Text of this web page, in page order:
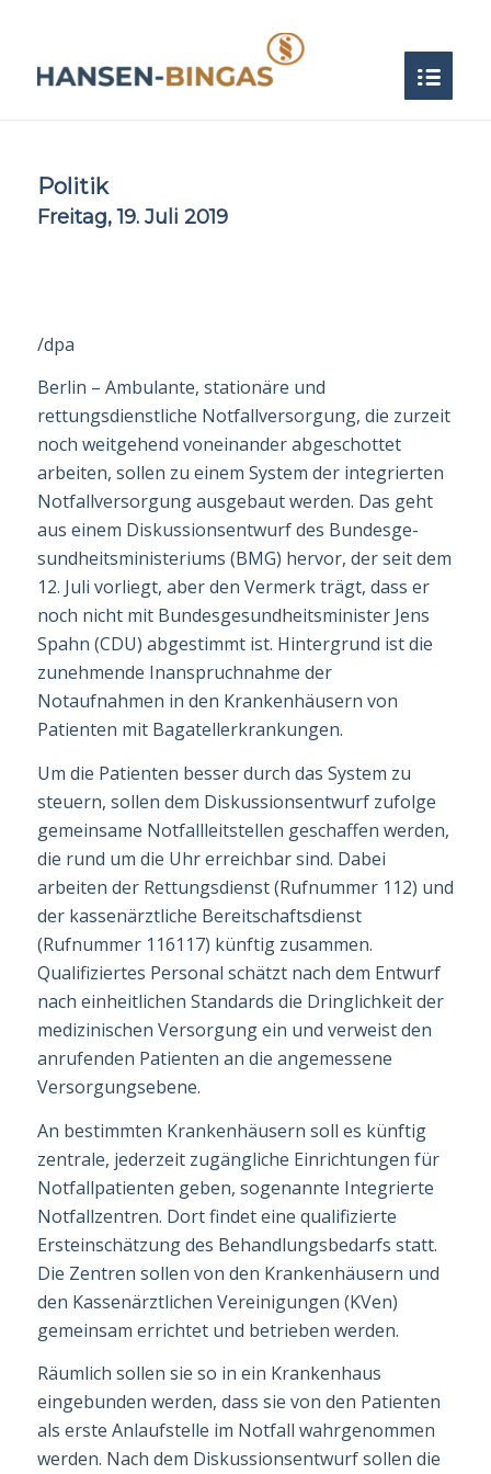
Politik
Freitag, 19. Juli 2019
/dpa
Berlin – Ambulante, stationäre und
rettungsdienstliche Notfallversorgung, die zurzeit
noch weitgehend voneinander abgeschottet
arbeiten, sollen zu einem System der integrierten
Notfallversorgung ausgebaut werden. Das geht
aus einem Diskussions­entwurf des Bun­des­ge­
sund­heits­mi­nis­ter­iums (BMG) hervor, der seit dem
12. Juli vor­liegt, aber den Vermerk trägt, dass er
noch nicht mit Bun­des­ge­sund­heits­mi­nis­ter Jens
Spahn (CDU) abgestimmt ist. Hintergrund ist die
zunehmende Inanspruchnahme der
Notaufnahmen in den Krankenhäusern von
Patienten mit Bagatellerkrankungen.
Um die Patienten besser durch das System zu
steuern, sollen dem Diskussionsent­wurf zufolge
gemeinsame Notfallleitstellen geschaffen werden,
die rund um die Uhr erreichbar sind. Dabei
arbeiten der Rettungsdienst (Rufnummer 112) und
der kassen­ärztliche Bereitschaftsdienst
(Rufnummer 116117) künftig zusammen.
Qualifiziertes Personal schätzt nach dem Entwurf
nach einheitlichen Standards die Dringlichkeit der
medizinischen Versorgung ein und verweist den
anrufenden Patienten an die angemessene
Versorgungsebene.
An bestimmten Krankenhäusern soll es künftig
zentrale, jederzeit zugängliche Ein­rich­tungen für
Notfallpatienten geben, sogenannte Integrierte
Notfallzentren. Dort findet eine qualifizierte
Ersteinschätzung des Behandlungsbedarfs statt.
Die Zentren sollen von den Krankenhäusern und
den Kassenärztlichen Vereinigungen (KVen)
gemein­sam errichtet und betrieben werden.
Räumlich sollen sie so in ein Krankenhaus
eingebunden werden, dass sie von den Patienten
als erste Anlaufstelle im Notfall wahrgenommen
werden. Nach dem Diskussions­entwurf sollen die